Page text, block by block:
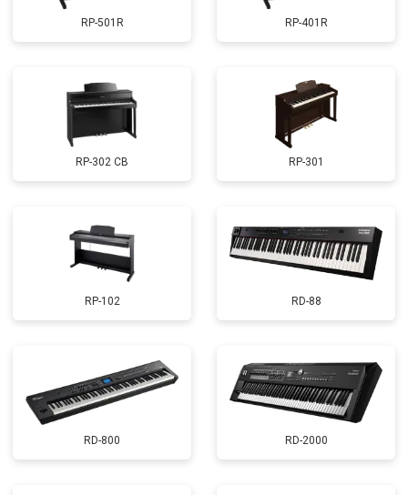
RP-501R RP-401R
RP-302 CB RP-301
RP-102 RD-88
RD-800 RD-2000